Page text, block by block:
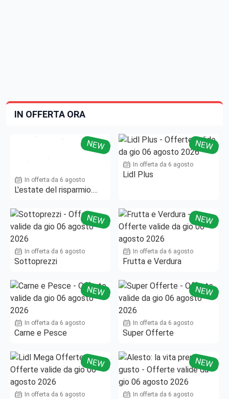
IN OFFERTA ORA
NEW
In offerta da 6 agosto
L'estate del risparmio.
NEW
In offerta da 6 agosto
Lidl Plus
NEW
In offerta da 6 agosto
Sottoprezzi
NEW
In offerta da 6 agosto
Frutta e Verdura
NEW
In offerta da 6 agosto
Carne e Pesce
NEW
In offerta da 6 agosto
Super Offerte
NEW
In offerta da 6 agosto
NEW
In offerta da 6 agosto